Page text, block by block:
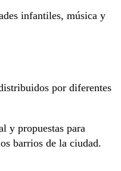
infantiles, música y
por diferentes
y propuestas para
barrios de la ciudad.